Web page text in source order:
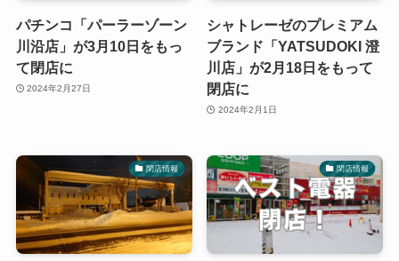
パチンコ「パーラーゾーン
川沿店」が3月10日をもっ
て閉店に
2024年2月27日
シャトレーゼのプレミアム
ブランド「YATSUDOKI 澄
川店」が2月18日をもって
閉店に
2024年2月1日
閉店情報 閉店情報